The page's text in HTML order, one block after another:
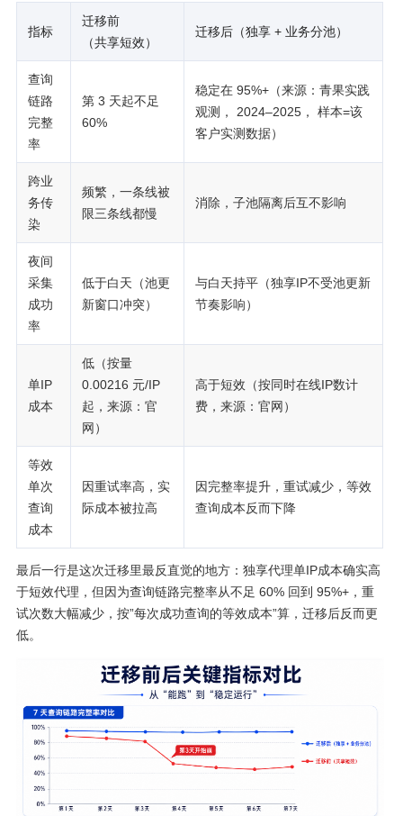
指标
迁移前
（共享短效）
迁移后（独享 + 业务分池）
查询
链路
完整
率
第 3 天起不足
60%
稳定在 95%+（来源：青果实践
观测， 2024–2025， 样本=该
客户实测数据）
跨业
务传
染
频繁，一条线被
限三条线都慢
消除，子池隔离后互不影响
夜间
采集
成功
率
低于白天（池更
新窗口冲突）
与白天持平（独享IP不受池更新
节奏影响）
单IP
成本
低（按量
0.00216 元/IP
起，来源：官
网）
高于短效（按同时在线IP数计
费，来源：官网）
等效
单次
查询
成本
因重试率高，实
际成本被拉高
因完整率提升，重试减少，等效
查询成本反而下降
最后一行是这次迁移里最反直觉的地方：独享代理单IP成本确实高
于短效代理，但因为查询链路完整率从不足 60% 回到 95%+，重
试次数大幅减少，按”每次成功查询的等效成本”算，迁移后反而更
低。